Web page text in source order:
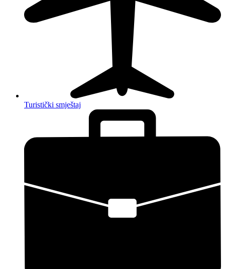
Turistički smještaj